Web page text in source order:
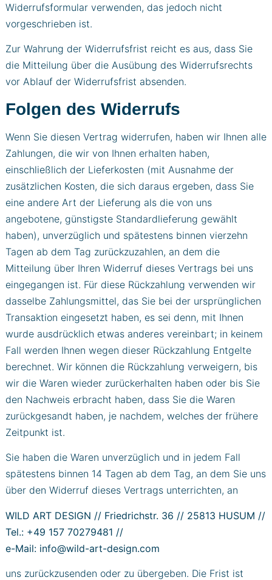
Widerrufsformular verwenden, das jedoch nicht
vorgeschrieben ist.
Zur Wahrung der Widerrufsfrist reicht es aus, dass Sie
die Mitteilung über die Ausübung des Widerrufsrechts
vor Ablauf der Widerrufsfrist absenden.
Folgen des Widerrufs
Wenn Sie diesen Vertrag widerrufen, haben wir Ihnen alle
Zahlungen, die wir von Ihnen erhalten haben,
einschließlich der Lieferkosten (mit Ausnahme der
zusätzlichen Kosten, die sich daraus ergeben, dass Sie
eine andere Art der Lieferung als die von uns
angebotene, günstigste Standardlieferung gewählt
haben), unverzüglich und spätestens binnen vierzehn
Tagen ab dem Tag zurückzuzahlen, an dem die
Mitteilung über Ihren Widerruf dieses Vertrags bei uns
eingegangen ist. Für diese Rückzahlung verwenden wir
dasselbe Zahlungsmittel, das Sie bei der ursprünglichen
Transaktion eingesetzt haben, es sei denn, mit Ihnen
wurde ausdrücklich etwas anderes vereinbart; in keinem
Fall werden Ihnen wegen dieser Rückzahlung Entgelte
berechnet. Wir können die Rückzahlung verweigern, bis
wir die Waren wieder zurückerhalten haben oder bis Sie
den Nachweis erbracht haben, dass Sie die Waren
zurückgesandt haben, je nachdem, welches der frühere
Zeitpunkt ist.
Sie haben die Waren unverzüglich und in jedem Fall
spätestens binnen 14 Tagen ab dem Tag, an dem Sie uns
über den Widerruf dieses Vertrags unterrichten, an
WILD ART DESIGN // Friedrichstr. 36 // 25813 HUSUM //
Tel.: +49 157 70279481 //
e-Mail: info@wild-art-design.com
uns zurückzusenden oder zu übergeben. Die Frist ist